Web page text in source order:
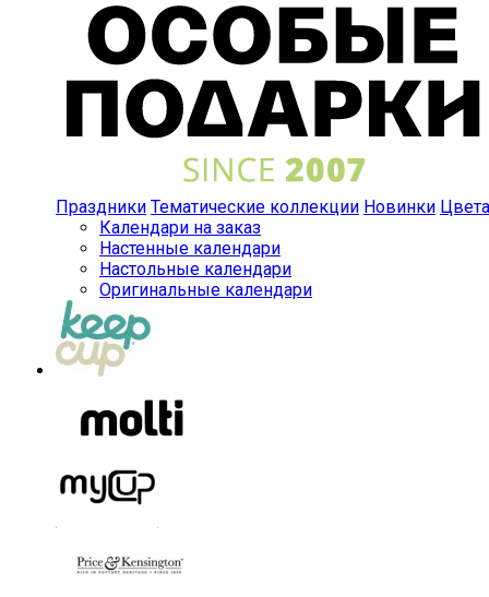
Праздники Тематические коллекции Новинки Цвета
Календари на заказ
Настенные календари
Настольные календари
Оригинальные календари